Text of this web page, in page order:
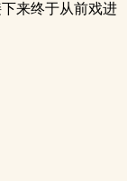
来终于从前戏进